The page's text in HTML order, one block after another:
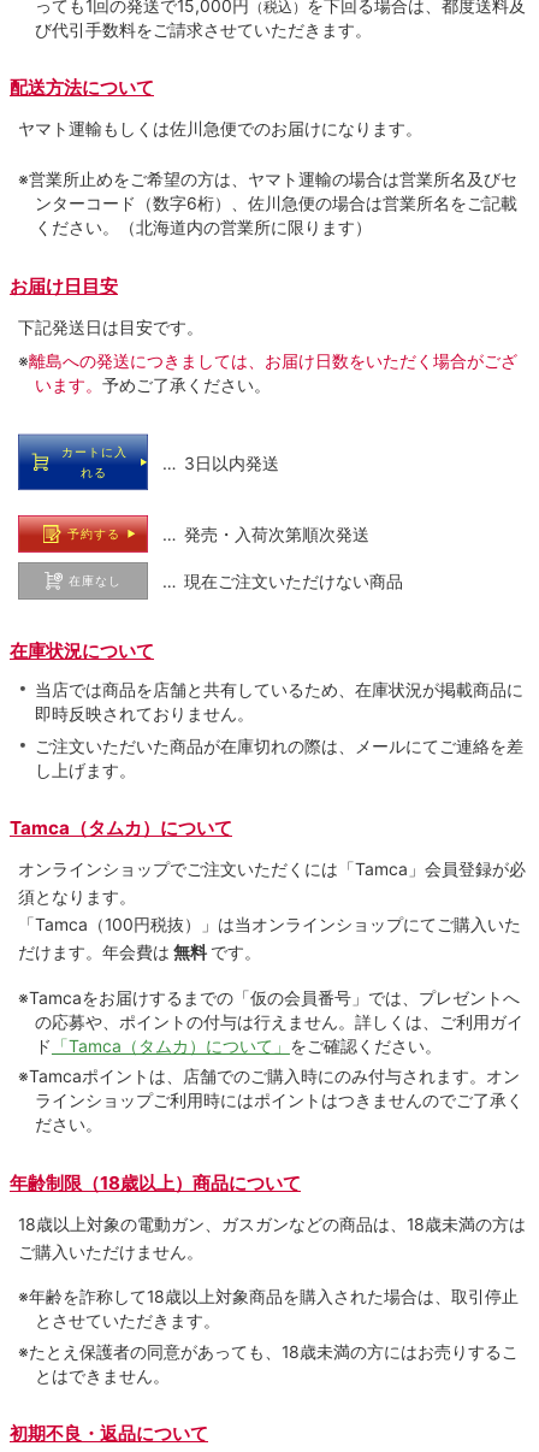
っても1回の発送で15,000円 （税込） を下回る場合は、都度送料及
び代引手数料をご請求させていただきます。
配送方法について
ヤマト運輸もしくは佐川急便でのお届けになります。
※営業所止めをご希望の方は、ヤマト運輸の場合は営業所名及びセ
ンターコード（数字6桁）、佐川急便の場合は営業所名をご記載
ください。（北海道内の営業所に限ります）
お届け日目安
下記発送日は目安です。
※離島への発送につきましては、お届け日数をいただく場合がござ
います。 予めご了承ください。
カートに入
れる
… 3日以内発送
予約する … 発売・入荷次第順次発送
在庫なし … 現在ご注文いただけない商品
在庫状況について
当店では商品を店舗と共有しているため、在庫状況が掲載商品に
即時反映されておりません。
ご注文いただいた商品が在庫切れの際は、メールにてご連絡を差
し上げます。
Tamca（タムカ）について
オンラインショップでご注⽂いただくには「Tamca」会員登録が必
須となります。
「Tamca （100円税抜）
」は当オンラインショップにてご購⼊いた
だけます。 年会費は 無料 です。
※Tamcaをお届けするまでの「仮の会員番号」では、プレゼントへ
の応募や、ポイントの付与は⾏えません。詳しくは、ご利⽤ガイ
ド 「Tamca（タムカ）について」 をご確認ください。
※Tamcaポイントは、店舗でのご購⼊時にのみ付与されます。オン
ラインショップご利用時にはポイントはつきませんのでご了承く
ださい。
年齢制限（18歳以上）商品について
18歳以上対象の電動ガン、ガスガンなどの商品は、18歳未満の方は
ご購入いただけません。
※年齢を詐称して18歳以上対象商品を購入された場合は、取引停止
とさせていただきます。
※たとえ保護者の同意があっても、18歳未満の方にはお売りするこ
とはできません。
初期不良・返品について